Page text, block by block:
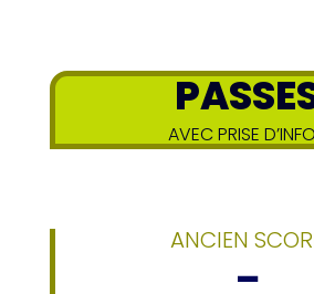
AVEC PRISE
ANCIEN
–